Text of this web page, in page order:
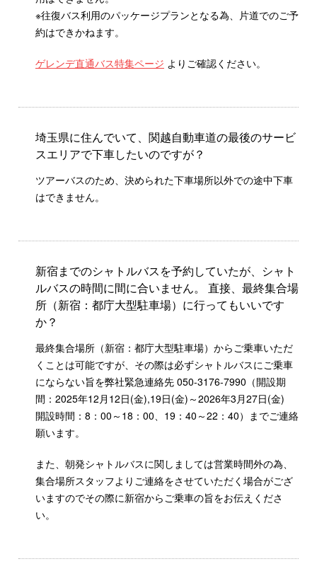
※往復バス利用のパッケージプランとなる為、片道でのご予
約はできかねます。
ゲレンデ直通バス特集ページ よりご確認ください。
埼玉県に住んでいて、関越自動車道の最後のサービ
スエリアで下車したいのですが？
ツアーバスのため、決められた下車場所以外での途中下車
はできません。
新宿までのシャトルバスを予約していたが、シャト
ルバスの時間に間に合いません。 直接、最終集合場
所（新宿：都庁大型駐車場）に行ってもいいです
か？
最終集合場所（新宿：都庁大型駐車場）からご乗車いただ
くことは可能ですが、その際は必ずシャトルバスにご乗車
にならない旨を弊社緊急連絡先 050-3176-7990（開設期
間：2025年12月12日(金),19日(金)～2026年3月27日(金)
開設時間：8：00～18：00、19：40～22：40）までご連絡
願います。
また、朝発シャトルバスに関しましては営業時間外の為、
集合場所スタッフよりご連絡をさせていただく場合がござ
いますのでその際に新宿からご乗車の旨をお伝えくださ
い。